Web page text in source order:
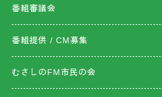
番組審議会
番組提供 / CM募集
むさしのFM市民の会